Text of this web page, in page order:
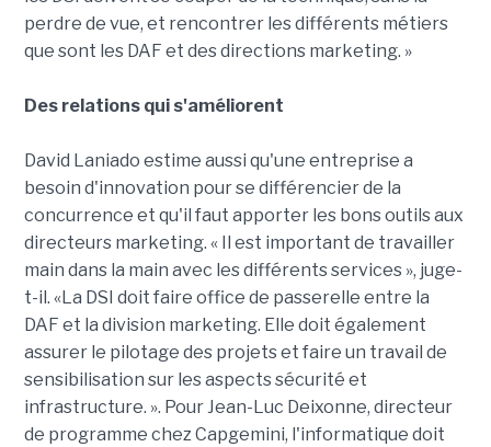
perdre de vue, et rencontrer les différents métiers
que sont les DAF et des directions marketing. »
Des relations qui s'améliorent
David Laniado estime aussi qu'une entreprise a
besoin d'innovation pour se différencier de la
concurrence et qu'il faut apporter les bons outils aux
directeurs marketing. « Il est important de travailler
main dans la main avec les différents services », juge-
t-il. «La DSI doit faire office de passerelle entre la
DAF et la division marketing. Elle doit également
assurer le pilotage des projets et faire un travail de
sensibilisation sur les aspects sécurité et
infrastructure. ». Pour Jean-Luc Deixonne, directeur
de programme chez Capgemini, l'informatique doit